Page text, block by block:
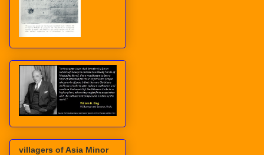
villagers of Asia Minor